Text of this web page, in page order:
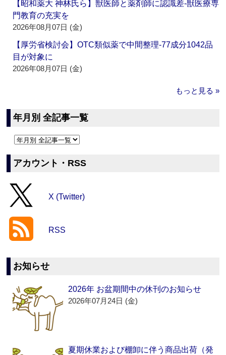
【昭和薬大 神林氏ら】獣医師と薬剤師に認識差‐獣医療専
門教育の充実を
2026年08月07日 (金)
【厚労省検討会】OTC類似薬で中間整理‐77成分1042品
目が対象に
2026年08月07日 (金)
もっと見る »
年月別 全記事一覧
アカウント・RSS
X (Twitter)
RSS
お知らせ
2026年 お盆期間中の休刊のお知らせ
2026年07月24日 (金)
夏期休業および棚卸に伴う商品出荷（発